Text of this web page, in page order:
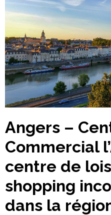
Angers –
Commercial
centre de
shopping
dans la